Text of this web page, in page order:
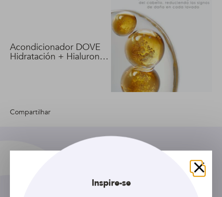
Acondicionador DOVE
Hidratación + Hialuron
Compartilhar
Fechar
Inspire-se